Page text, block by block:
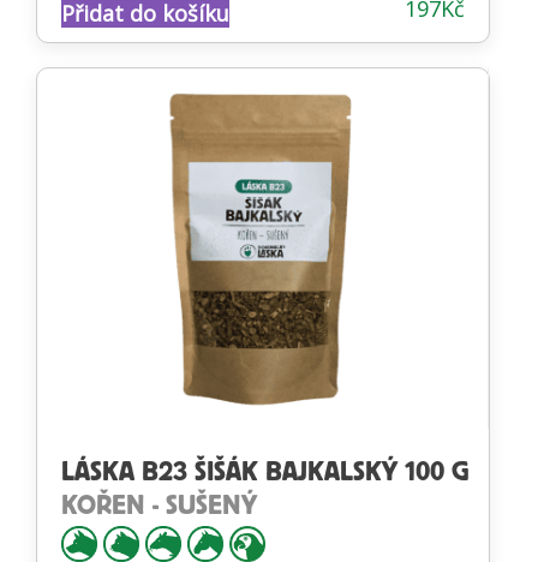
5.00z 5 197Kč
Přidat do košíku
LÁSKA B23 ŠIŠÁK BAJKALSKÝ 100 G
KOŘEN - SUŠENÝ